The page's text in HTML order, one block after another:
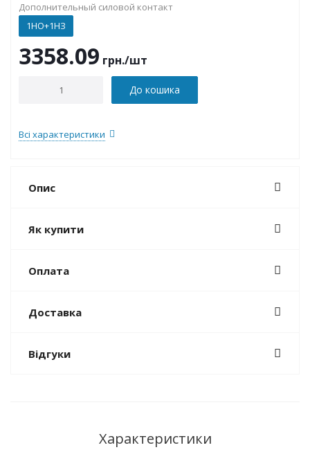
Дополнительный силовой контакт
1НО+1НЗ
3358.09 грн./шт
До кошика
Всі характеристики
Опис
Як купити
Оплата
Доставка
Відгуки
Характеристики